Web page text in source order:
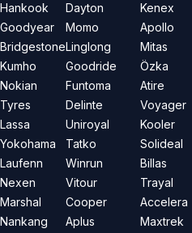
Hankook
Goodyear
Bridgestone
Kumho
Nokian
Tyres
Lassa
Yokohama
Laufenn
Nexen
Marshal
Nankang
Dayton
Momo
Linglong
Goodride
Funtoma
Delinte
Uniroyal
Tatko
Winrun
Vitour
Cooper
Aplus
Kenex
Apollo
Mitas
Özka
Atire
Voyager
Kooler
Solideal
Billas
Trayal
Accelera
Maxtrek